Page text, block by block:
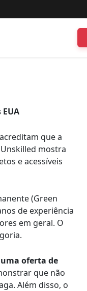
que a
mostra
e acessíveis
(Green
de experiência
em geral. O
oferta de
que não
Além disso, o